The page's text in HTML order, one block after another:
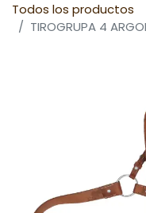
Todos los productos
TIROGRUPA 4